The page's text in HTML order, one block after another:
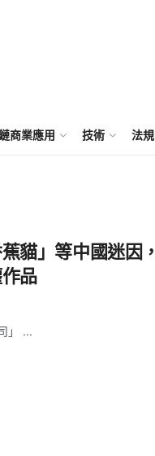
商業應用 技術 法規
貓」等中國迷因，
品
」 ...